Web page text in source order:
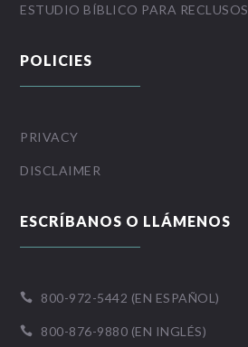
ESTUDIO BÍBLICO PARA RECLUSOS
POLICIES
PRIVACY
DISCLAIMER
ESCRÍBANOS O LLÁMENOS
 800-972-5442 (EN ESPAÑOL)
 800-876-9880 (EN INGLÉS)